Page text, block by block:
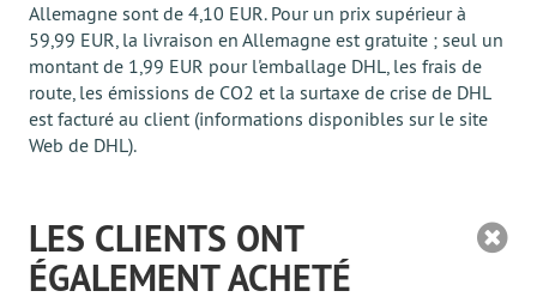
Allemagne sont de 4,10 EUR. Pour un prix supérieur à
59,99 EUR, la livraison en Allemagne est gratuite ; seul un
montant de 1,99 EUR pour l'emballage DHL, les frais de
route, les émissions de CO2 et la surtaxe de crise de DHL
est facturé au client (informations disponibles sur le site
Web de DHL).
LES CLIENTS ONT
ÉGALEMENT ACHETÉ